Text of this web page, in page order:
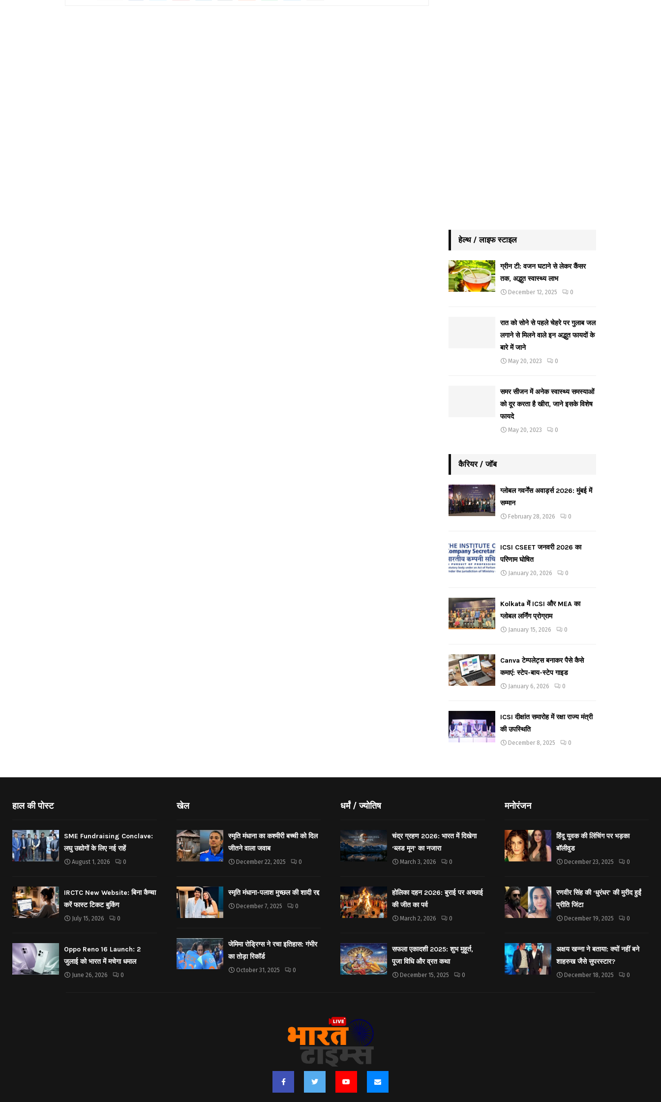
हेल्थ / लाइफ स्टाइल
ग्रीन टी: वजन घटाने से लेकर कैंसर
तक, अद्भुत स्वास्थ्य लाभ
December 12, 2025 0
रात को सोने से पहले चेहरे पर गुलाब जल
लगाने से मिलने वाले इन अद्भुत फायदों के
बारे में जाने
May 20, 2023 0
समर सीजन में अनेक स्वास्थ्य समस्याओं
को दूर करता है खीरा, जाने इसके विशेष
फायदे
May 20, 2023 0
कैरियर / जॉब
ग्लोबल गवर्नेंस अवार्ड्स 2026: मुंबई में
सम्मान
February 28, 2026 0
ICSI CSEET जनवरी 2026 का
परिणाम घोषित
January 20, 2026 0
Kolkata में ICSI और MEA का
ग्लोबल लर्निंग प्रोग्राम
January 15, 2026 0
Canva टेम्पलेट्स बनाकर पैसे कैसे
कमाएं: स्टेप-बाय-स्टेप गाइड
January 6, 2026 0
ICSI दीक्षांत समारोह में रक्षा राज्य मंत्री
की उपस्थिति
December 8, 2025 0
हाल की पोस्ट
SME Fundraising Conclave:
लघु उद्योगों के लिए नई राहें
August 1, 2026 0
IRCTC New Website: बिना कैप्चा
करें फास्ट टिकट बुकिंग
July 15, 2026 0
Oppo Reno 16 Launch: 2
जुलाई को भारत में मचेगा धमाल
June 26, 2026 0
खेल
स्मृति मंधाना का कश्मीरी बच्ची को दिल
जीतने वाला जवाब
December 22, 2025 0
स्मृति मंधाना-पलाश मुच्छल की शादी रद्द
December 7, 2025 0
जेमिमा रोड्रिग्स ने रचा इतिहास: गंभीर
का तोड़ा रिकॉर्ड
October 31, 2025 0
धर्मं / ज्योतिष
चंद्र ग्रहण 2026: भारत में दिखेगा
‘ब्लड मून’ का नजारा
March 3, 2026 0
होलिका दहन 2026: बुराई पर अच्छाई
की जीत का पर्व
March 2, 2026 0
सफला एकादशी 2025: शुभ मुहूर्त,
पूजा विधि और व्रत कथा
December 15, 2025 0
मनोरंजन
हिंदू युवक की लिंचिंग पर भड़का
बॉलीवुड
December 23, 2025 0
रणवीर सिंह की ‘धुरंधर’ की मुरीद हुईं
प्रीति जिंटा
December 19, 2025 0
अक्षय खन्ना ने बताया: क्यों नहीं बने
शाहरुख जैसे सुपरस्टार?
December 18, 2025 0